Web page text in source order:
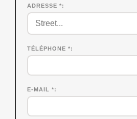
ADRESSE *
TÉLÉPHONE *
E-MAIL *